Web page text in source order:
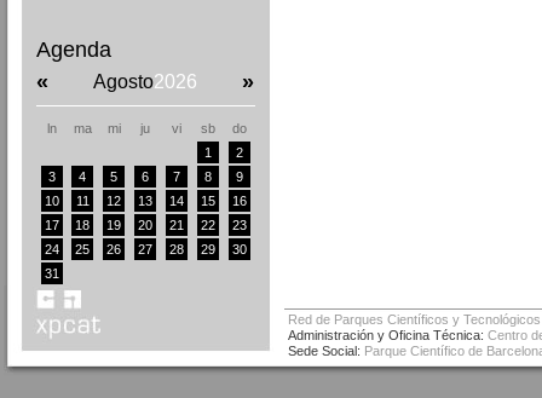
Agenda
«
Agosto2026 »
ln ma mi ju vi sb
do
1
2
3
4 5 6 7 8
9
10
11 12 13 14 15
16
17
18 19 20 21 22
23
24
25 26 27 28 29
30
31
Red de Parques Científicos y
Administración y Oficina Técnica: Centro
Sede Social: Parque Científico de